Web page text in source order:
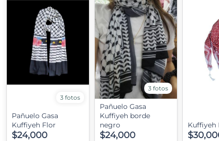
3 fotos
Pañuelo Gasa
Kuffiyeh Flor
$24,000
3 fotos
Pañuelo Gasa
Kuffiyeh borde
negro
$24,000
Kuffiyeh